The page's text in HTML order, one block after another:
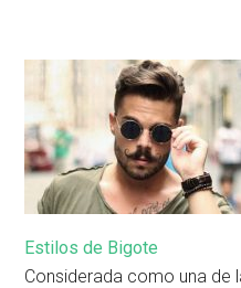
Estilos de Bigote
Considerada como una de